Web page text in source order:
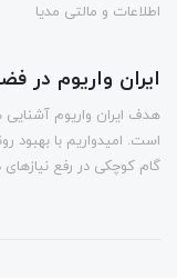
اطلاعات و مالتی مدیا
ایران واریوم در
هدف ایران واریوم آشنایی
است. امیدواریم با بهبود
گام کوچکی در رفع